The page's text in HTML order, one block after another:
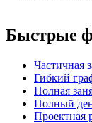
Быстрые
Частичная
Гибкий
Полная
Полный
Проектная